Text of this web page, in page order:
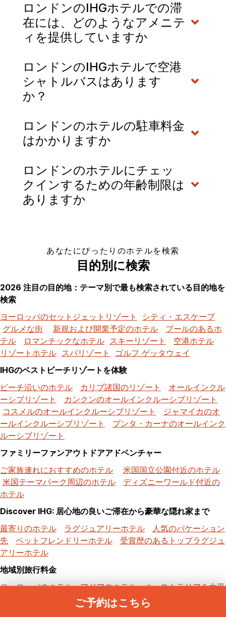
ご予約はこちら
ロンドンのIHGホテルでの滞
在には、どのようなアメニテ
ィを提供していますか
ロンドンのIHGホテルで空港
シャトルバスはあります
か？
ロンドンのホテルの駐車料金
はかかりますか
ロンドンのホテルにチェッ
クインするための年齢制限は
ありますか
あなたにぴったりのホテルを検索
目的別に検索
2026 注目の目的地：テーマ別で最も検索されている目的地を
検索
ヨーロッパのセットジェットリゾート
シティ・エスケープ
グルメな街
新規および開業予定のホテル
プールのあるホ
テル
ロマンチックなホテル スキーリゾート
空港ホテル
リゾートホテル スパリゾート
ゴルフ ゲッタウェイ
IHGのベストビーチリゾートを体験
ビーチ沿いのホテル
カリブ諸国のリゾート
オールインクル
ーシブリゾート
カンクンのオールインクルーシブリゾート
コスメルのオールインクルーシブリゾート
ジャマイカのオ
ールインクルーシブリゾート
プンタ・カーナのオールインク
ルーシブリゾート
ファミリーファンアウトドアアドベンチャー
ご家族連れにおすすめのホテル
米国国立公園付近のホテル
米国テーマパーク周辺のホテル
ディズニーワールド付近の
ホテル
Discover IHG: 居心地の良いご滞在から豪華な隠れ家まで
最寄りのホテル
ラグジュアリーホテル
人気のバケーション
先
ペットフレンドリーホテル
受賞歴のあるトップラグジュ
アリーホテル
地域別旅行料金
ヨーロッパのホテル
アジアのホテル
オーストラリア＆太平
メキシコと中央アメリカのホテル
中東のホテル アフリカのホテル